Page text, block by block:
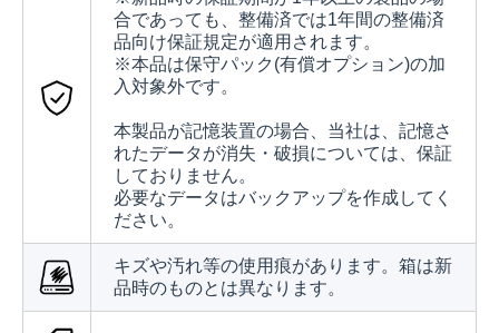
合であっても、整備済では1年間の整備済
品向け保証規定が適用されます。
※本品は保守パック(有償オプション)の加
入対象外です。
本製品が記憶装置の場合、当社は、記憶さ
れたデータが消失・破損については、保証
しておりません。
必要なデータはバックアップを作成してく
ださい。
キズや汚れ等の使用痕があります。箱は新
品時のものとは異なります。